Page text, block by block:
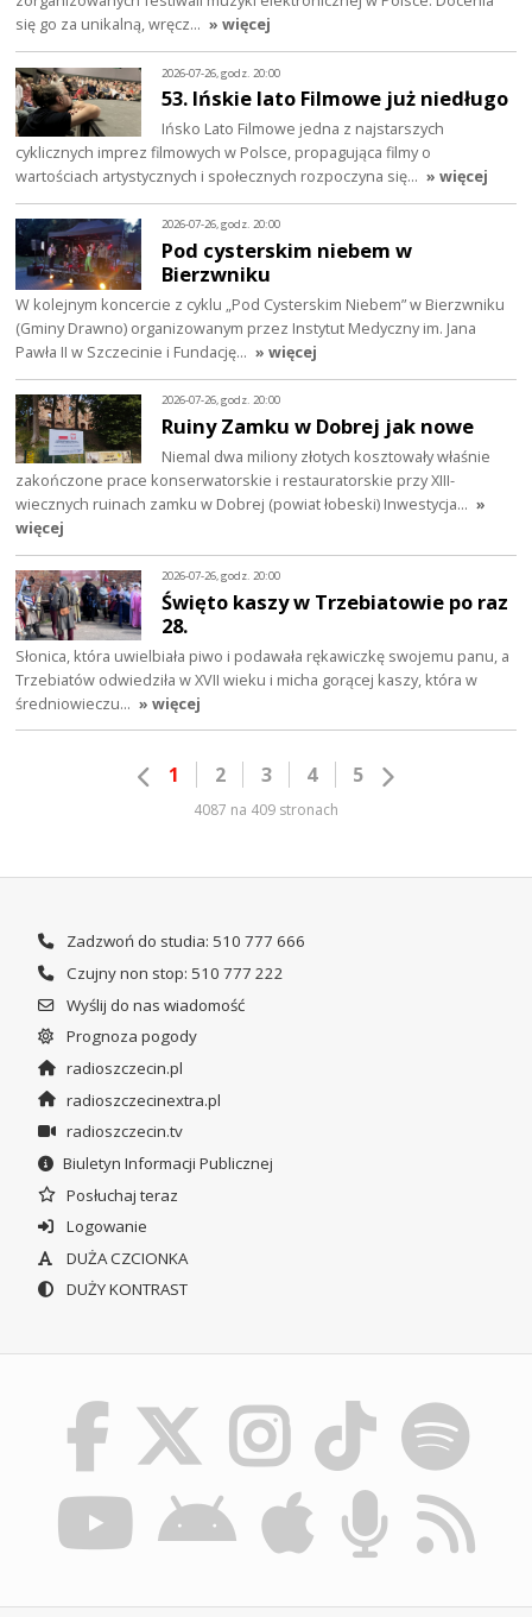
się go za unikalną, wręcz… » więcej
2026-07-26, godz. 20:00
53. Ińskie lato Filmowe już niedługo
Ińsko Lato Filmowe jedna z najstarszych
cyklicznych imprez filmowych w Polsce, propagująca filmy o
wartościach artystycznych i społecznych rozpoczyna się… » więcej
2026-07-26, godz. 20:00
Pod cysterskim niebem w
Bierzwniku
W kolejnym koncercie z cyklu „Pod Cysterskim Niebem” w Bierzwniku
(Gminy Drawno) organizowanym przez Instytut Medyczny im. Jana
Pawła II w Szczecinie i Fundację… » więcej
2026-07-26, godz. 20:00
Ruiny Zamku w Dobrej jak nowe
Niemal dwa miliony złotych kosztowały właśnie
zakończone prace konserwatorskie i restauratorskie przy XIII-
wiecznych ruinach zamku w Dobrej (powiat łobeski) Inwestycja… »
więcej
2026-07-26, godz. 20:00
Święto kaszy w Trzebiatowie po raz
28.
Słonica, która uwielbiała piwo i podawała rękawiczkę swojemu panu, a
Trzebiatów odwiedziła w XVII wieku i micha gorącej kaszy, która w
średniowieczu… » więcej
1 2 3 4 5
4087 na 409 stronach
Zadzwoń do studia: 510 777 666
Czujny non stop: 510 777 222
Wyślij do nas wiadomość
Prognoza pogody
radioszczecin.pl
radioszczecinextra.pl
radioszczecin.tv
Biuletyn Informacji Publicznej
Posłuchaj teraz
Logowanie
DUŻA CZCIONKA
DUŻY KONTRAST